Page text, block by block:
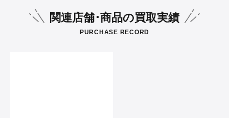
関連店舗･商品の買取実績
PURCHASE RECORD